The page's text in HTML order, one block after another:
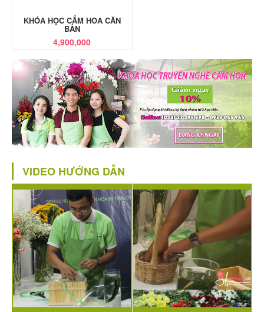
KHÓA HỌC CẮM HOA CĂN
BẢN
4,900,000
VIDEO HƯỚNG DẪN